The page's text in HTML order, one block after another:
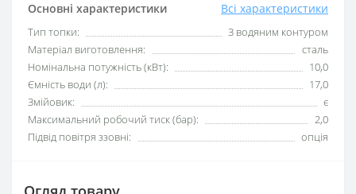
Основні характеристики Всі характеристики
Тип топки:
З водяним контуром
Матеріал виготовлення:
сталь
Номінальна потужність (кВт):
10,0
Ємність води (л):
17,0
Змійовик:
є
Максимальний робочий тиск (бар):
2,0
Підвід повітря ззовні:
опція